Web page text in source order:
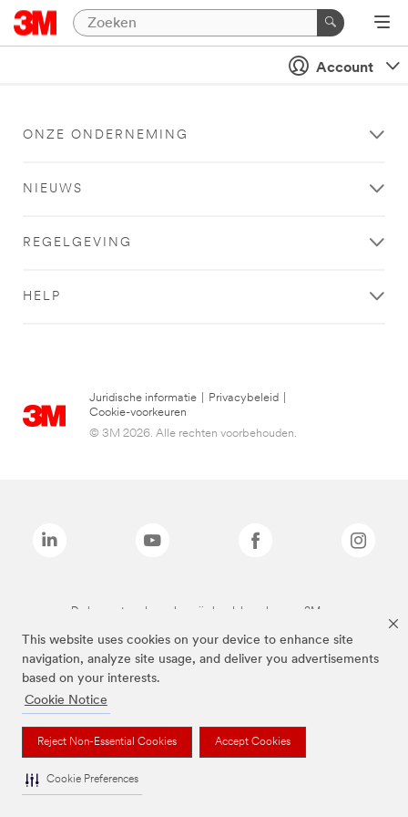
This website uses cookies on your device to enhance site
navigation, analyze site usage, and deliver you advertisements
based on your interests.
Cookie Notice
Reject Non-Essential Cookies Accept Cookies
Cookie Preferences
Account
ONZE ONDERNEMING
NIEUWS
REGELGEVING
HELP
Juridische informatie Privacybeleid
Cookie-voorkeuren
© 3M 2026. Alle rechten voorbehouden.
De bovenstaande merken zijn handelsmerken van 3M.we